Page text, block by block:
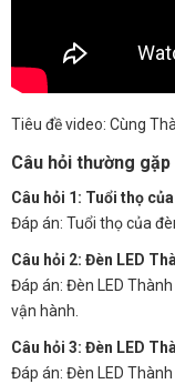
Tiêu đề video: Cùng
Câu hỏi thường gặp
Câu hỏi 1: Tuổi thọ
Đáp án: Tuổi thọ của
Câu hỏi 2: Đèn LED
Đáp án: Đèn LED
vận hành.
Câu hỏi 3: Đèn LED
Đáp án: Đèn LED